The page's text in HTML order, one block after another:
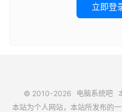
立即登
© 2010-2026 电脑系统吧
本站为个人网站，本站所发布的